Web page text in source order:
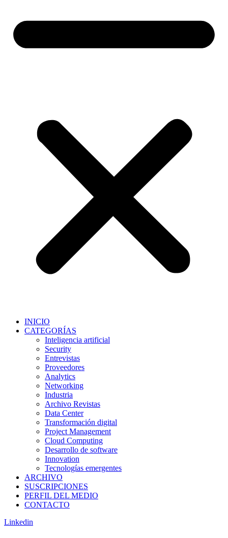
INICIO
CATEGORÍAS
Inteligencia artificial
Security
Entrevistas
Proveedores
Analytics
Networking
Industria
Archivo Revistas
Data Center
Transformación digital
Project Management
Cloud Computing
Desarrollo de software
Innovation
Tecnologías emergentes
ARCHIVO
SUSCRIPCIONES
PERFIL DEL MEDIO
CONTACTO
Linkedin